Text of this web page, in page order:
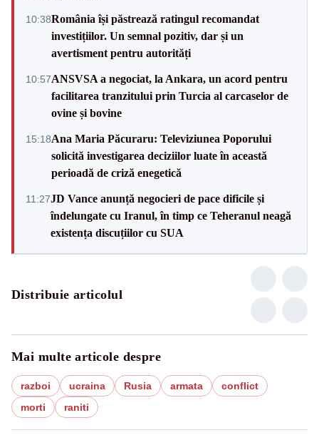
10:38România își păstrează ratingul recomandat
investițiilor. Un semnal pozitiv, dar și un
avertisment pentru autorități
10:57ANSVSA a negociat, la Ankara, un acord pentru
facilitarea tranzitului prin Turcia al carcaselor de
ovine și bovine
15:18Ana Maria Păcuraru: Televiziunea Poporului
solicită investigarea deciziilor luate în această
perioadă de criză enegetică
11:27JD Vance anunță negocieri de pace dificile și
îndelungate cu Iranul, în timp ce Teheranul neagă
existența discuțiilor cu SUA
Distribuie articolul
Mai multe articole despre
razboi ucraina Rusia armata
conflict
morti
raniti